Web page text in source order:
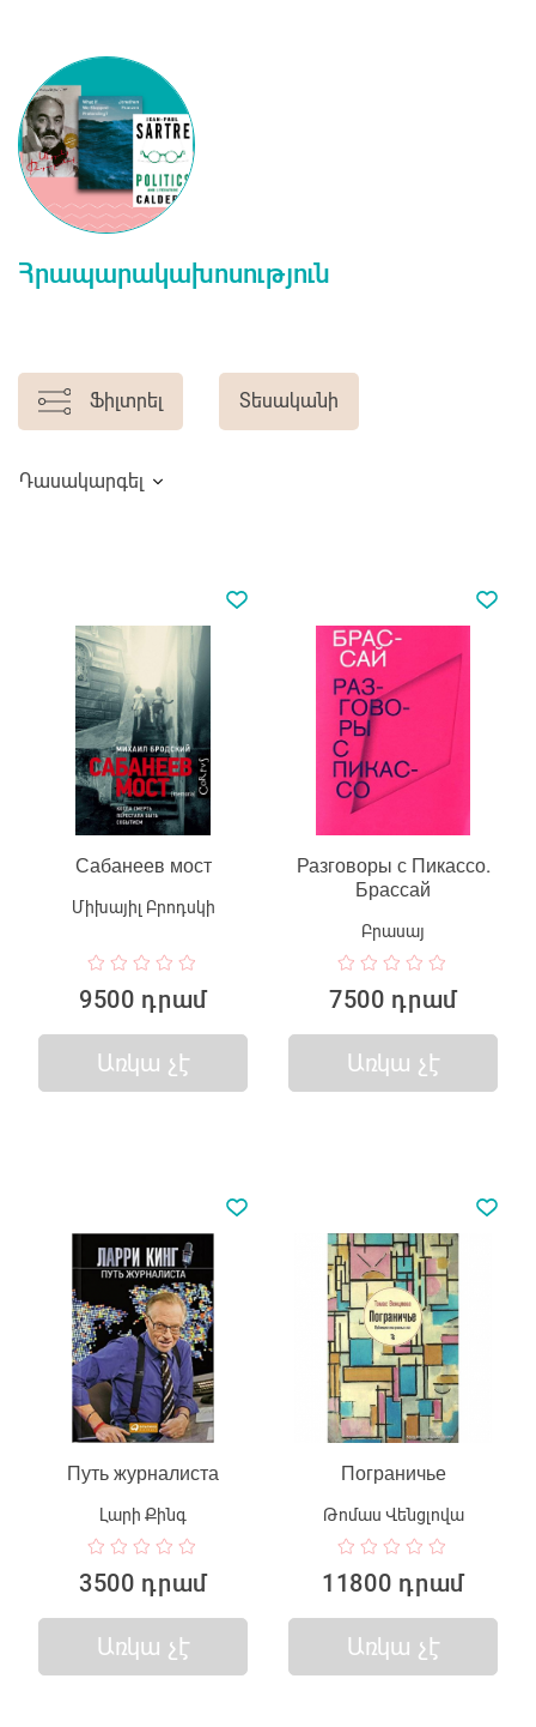
Հրապարակախոսություն
Ֆիլտրել Տեսականի
Դասակարգել
Сабанеев мост
Միխայիլ Բրոդսկի
9500 դրամ
Առկա չէ
Разговоры с Пикассо.
Брассай
Բրասայ
7500 դրամ
Առկա չէ
Путь журналиста
Լարի Քինգ
3500 դրամ
Առկա չէ
Пограничье
Թոմաս Վենցլովա
11800 դրամ
Առկա չէ